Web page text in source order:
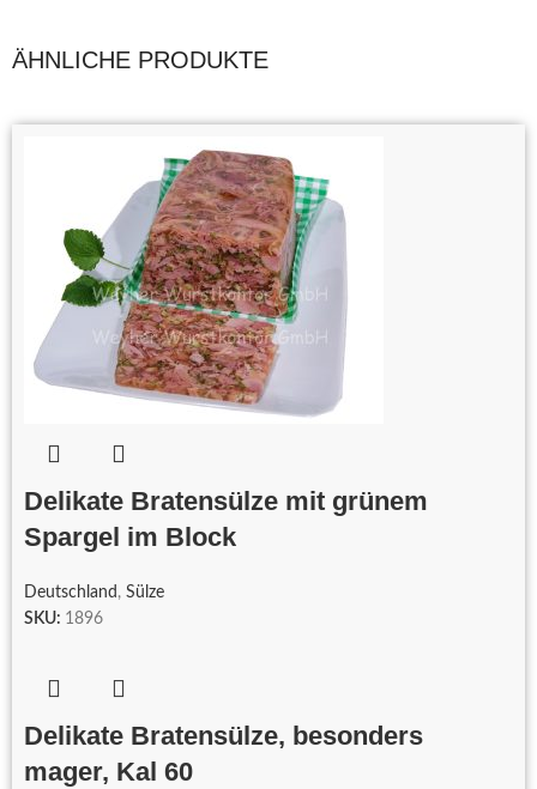
ÄHNLICHE PRODUKTE
Delikate Bratensülze mit grünem
Spargel im Block
Deutschland , Sülze
SKU: 1896
Delikate Bratensülze, besonders
mager, Kal 60